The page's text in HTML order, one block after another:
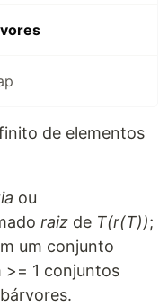
de elementos
ou
raiz de T(r(T));
um conjunto
>= 1 conjuntos